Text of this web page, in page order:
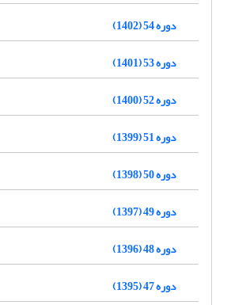
دوره 54 (1402)
دوره 53 (1401)
دوره 52 (1400)
دوره 51 (1399)
دوره 50 (1398)
دوره 49 (1397)
دوره 48 (1396)
دوره 47 (1395)